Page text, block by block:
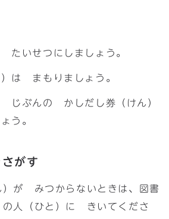
たいせつにしましょう。
は まもりましょう。
じぶんの かしだし券（けん）
う。
がす
）が みつからないときは、図書
の人（ひと）に きいてくださ